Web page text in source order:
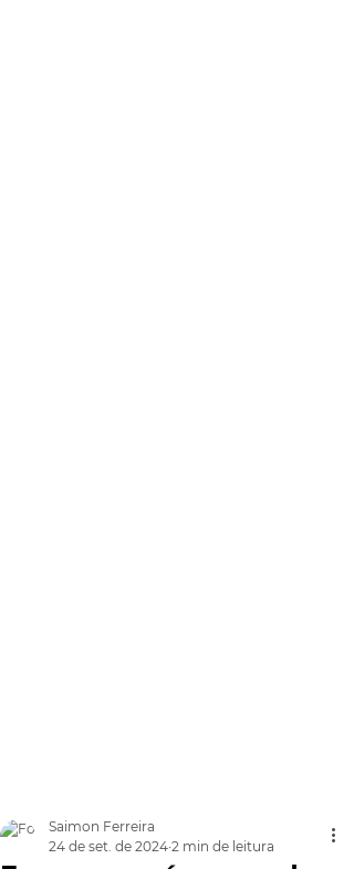
Saimon Ferreira
24 de set. de 2024 2 min de leitura